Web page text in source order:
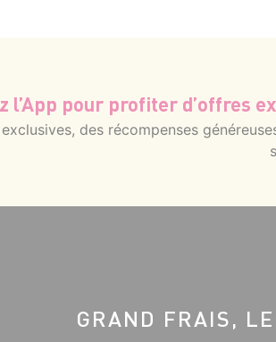
l’App pour profiter d’offres
des récompenses
GRAND FRAIS,